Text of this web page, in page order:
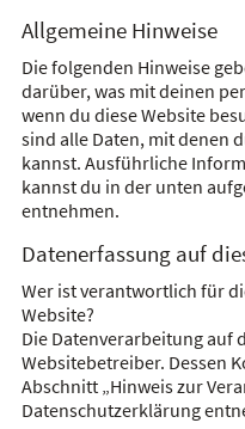
Allgemeine Hinweise
Die folgenden Hinweise
darüber, was mit deinen
wenn du diese Website
sind alle Daten, mit denen
kannst. Ausführliche
kannst du in der unten
entnehmen.
Datenerfassung auf
Wer ist verantwortlich für
Website?
Die Datenverarbeitung auf
Websitebetreiber. Dessen
Abschnitt „Hinweis zur
Datenschutzerklärung